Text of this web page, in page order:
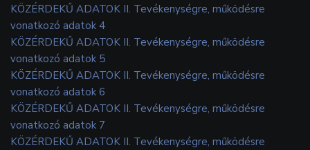
KÖZÉRDEKŰ ADATOK II. Tevékenységre, működésre
vonatkozó adatok 4
KÖZÉRDEKŰ ADATOK II. Tevékenységre, működésre
vonatkozó adatok 5
KÖZÉRDEKŰ ADATOK II. Tevékenységre, működésre
vonatkozó adatok 6
KÖZÉRDEKŰ ADATOK II. Tevékenységre, működésre
vonatkozó adatok 7
KÖZÉRDEKŰ ADATOK II. Tevékenységre, működésre